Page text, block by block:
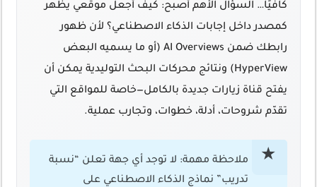
كافيًا… السؤال الأهم أصبح: كيف أجعل موقعي يظهر
كمصدر داخل إجابات الذكاء الاصطناعي؟ لأن ظهور
رابطك ضمن AI Overviews (أو ما يسميه البعض
HyperView) ونتائج محركات البحث التوليدية يمكن أن
يفتح قناة زيارات جديدة بالكامل—خاصة للمواقع التي
تقدّم شروحات، أدلة، خطوات، وتجارب عملية.
ملاحظة مهمة: لا توجد أي جهة تعلن “نسبة
تدريب” نماذج الذكاء الاصطناعي على